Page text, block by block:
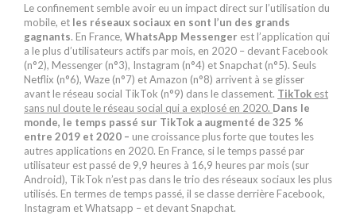
Le confinement semble avoir eu un impact direct sur l’utilisation du
mobile, et les réseaux sociaux en sont l’un des grands
gagnants. En France, WhatsApp Messenger est l’application qui
a le plus d’utilisateurs actifs par mois, en 2020 – devant Facebook
(n°2), Messenger (n°3), Instagram (n°4) et Snapchat (n°5). Seuls
Netflix (n°6), Waze (n°7) et Amazon (n°8) arrivent à se glisser
avant le réseau social TikTok (n°9) dans le classement. TikTok est
sans nul doute le réseau social qui a explosé en 2020. Dans le
monde, le temps passé sur TikTok a augmenté de 325 %
entre 2019 et 2020 – une croissance plus forte que toutes les
autres applications en 2020. En France, si le temps passé par
utilisateur est passé de 9,9 heures à 16,9 heures par mois (sur
Android), TikTok n’est pas dans le trio des réseaux sociaux les plus
utilisés. En termes de temps passé, il se classe derrière Facebook,
Instagram et Whatsapp – et devant Snapchat.